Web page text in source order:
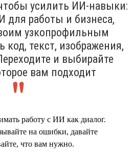
усилить ИИ-навыки:
для работы и бизнеса,
узкопрофильным
код, текст, изображения,
и выбирайте
вам подходит
работу с ИИ как диалог.
на ошибки, давайте
что вам нужно.